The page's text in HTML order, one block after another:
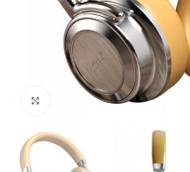
натисніть, щоб збільшити